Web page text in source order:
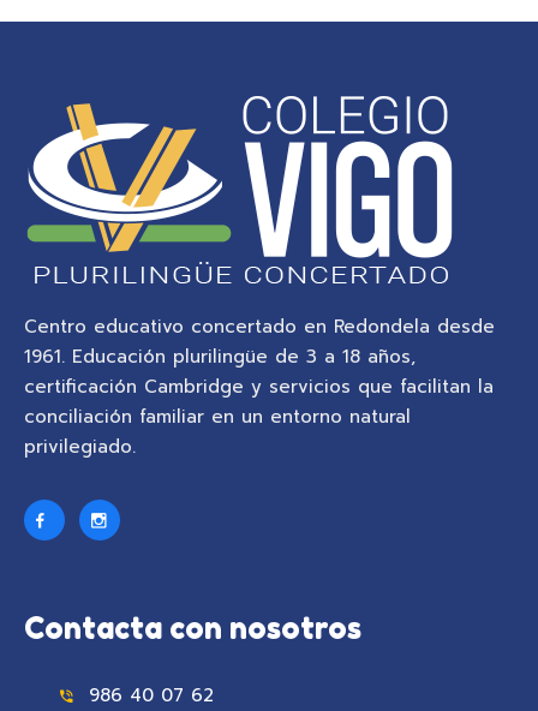
Centro educativo concertado en Redondela desde
1961. Educación plurilingüe de 3 a 18 años,
certificación Cambridge y servicios que facilitan la
conciliación familiar en un entorno natural
privilegiado.
Contacta con nosotros
986 40 07 62